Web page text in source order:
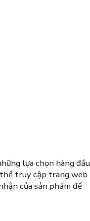
lựa chọn hàng đầu
thể truy cập trang web
của sản phẩm để